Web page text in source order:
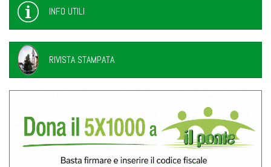
INFO UTILI
RIVISTA STAMPATA